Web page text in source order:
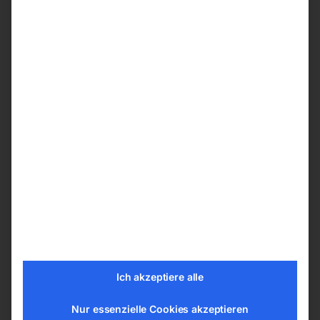
Geschlossenes, robustes Messsystem mit
schlagfestem Hohlprofilund speziellen
Dichtungslippen gegen Späne und
Ich akzeptiere alle
Nur essenzielle Cookies akzeptieren